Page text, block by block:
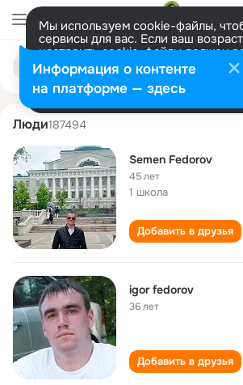
Мы используем cookie-файлы,
сервисы для вас. Если ваш
настроить cookie-файлы должен
представитель. Больше
Разрешить все Настроить
Поиск
людям
fedorov fedorov
Люди187494
Semen Fedorov
45 лет
1 школа
Добавить в друзья
igor fedorov
36 лет
Добавить в друзья
Информация о контенте
на платформе — здесь